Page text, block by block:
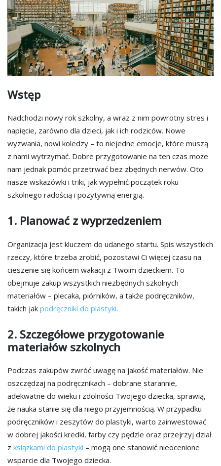
Wstęp
Nadchodzi nowy rok szkolny, a wraz z nim powrotny stres i
napięcie, zarówno dla dzieci, jak i ich rodziców. Nowe
wyzwania, nowi koledzy – to niejedne emocje, które muszą
z nami wytrzymać. Dobre przygotowanie na ten czas może
nam jednak pomóc przetrwać bez zbędnych nerwów. Oto
nasze wskazówki i triki, jak wypełnić początek roku
szkolnego radością i pozytywną energią.
1. Planować z wyprzedzeniem
Organizacja jest kluczem do udanego startu. Spis wszystkich
rzeczy, które trzeba zrobić, pozostawi Ci więcej czasu na
cieszenie się końcem wakacji z Twoim dzieckiem. To
obejmuje zakup wszystkich niezbędnych szkolnych
materiałów – plecaka, piórników, a także podręczników,
takich jak podręczniki do plastyki.
2. Szczegółowe przygotowanie
materiałów szkolnych
Podczas zakupów zwróć uwagę na jakość materiałów. Nie
oszczędzaj na podręcznikach – dobrane starannie,
adekwatne do wieku i zdolności Twojego dziecka, sprawią,
że nauka stanie się dla niego przyjemnością. W przypadku
podręczników i zeszytów do plastyki, warto zainwestować
w dobrej jakości kredki, farby czy pędzle oraz przejrzyj dział
z książkami do plastyki – mogą one stanowić nieocenione
wsparcie dla Twojego dziecka.